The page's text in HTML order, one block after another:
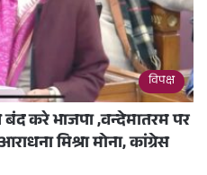
विपक्ष
करे भाजपा ,वन्देमातरम पर
मिश्रा मोना, कांग्रेस